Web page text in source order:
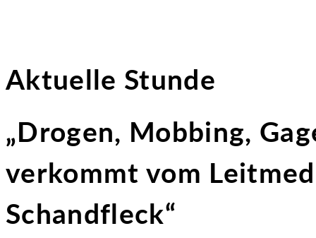
Aktuelle Stunde
„Drogen, Mobbing,
verkommt vom
Schandfleck“